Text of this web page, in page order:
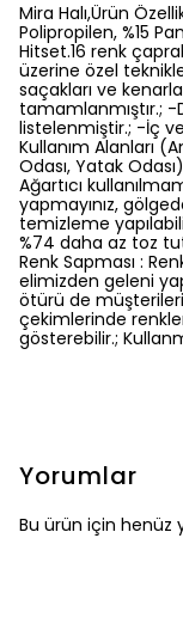
Mira Halı,Ürün
Polipropilen, %15
Hitset.16 renk
üzerine özel
saçakları ve
tamamlanmıştır.; -
listelenmiştir.; -İç
Kullanım Alanları
Odası, Yatak
Ağartıcı
yapmayınız,
temizleme
%74 daha az toz
Renk Sapması :
elimizden geleni
ötürü de
çekimlerinde renkler
gösterebilir.;
Yorumlar
Bu ürün için henüz